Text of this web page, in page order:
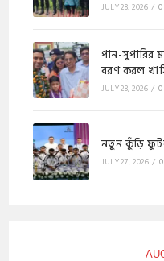
JULY 28, 2026 /
পান-সুপারির
বরণ করল
JULY 28, 2026 /
নতুন কুঁড়ি
JULY 27, 2026 /